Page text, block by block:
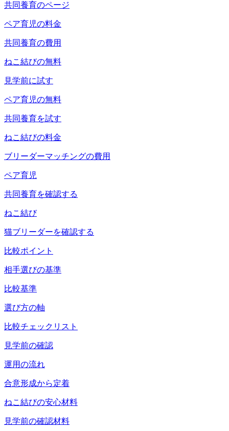
共同養育のページ
ペア育児の料金
共同養育の費用
ねこ結びの無料
見学前に試す
ペア育児の無料
共同養育を試す
ねこ結びの料金
ブリーダーマッチングの費用
ペア育児
共同養育を確認する
ねこ結び
猫ブリーダーを確認する
比較ポイント
相手選びの基準
比較基準
選び方の軸
比較チェックリスト
見学前の確認
運用の流れ
合意形成から定着
ねこ結びの安心材料
見学前の確認材料